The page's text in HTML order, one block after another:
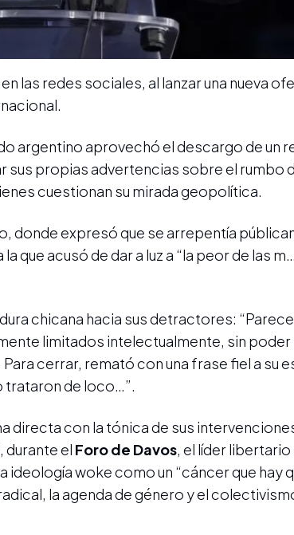
las redes sociales, al lanzar una nueva
argentino aprovechó el descargo de un
sus propias advertencias sobre el rumbo
cuestionan su mirada geopolítica.
donde expresó que se arrepentía
que acusó de dar a luz a “la peor de las
chicana hacia sus detractores:
limitados intelectualmente, sin
cerrar, remató con una frase fiel a su
trataron de loco…”.
directa con la tónica de sus
durante el Foro de Davos, el líder libertario
woke como un “cáncer que hay
la agenda de género y el